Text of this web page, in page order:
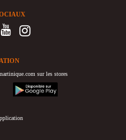
sur les stores
googleplay